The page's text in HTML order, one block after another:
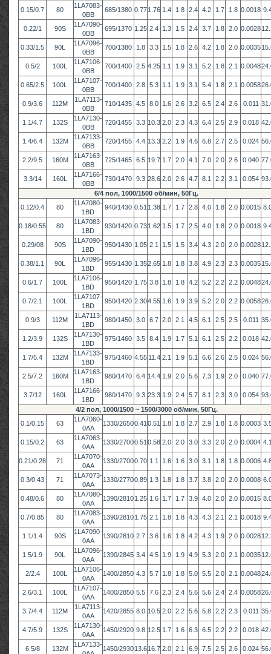
0.15/0.7 80
1LA7083-
0BB
685/1380 0.771.76 1.4 1.8 2.4 4.2 1.7 1.8 0.0018
0.22/1 90S
1LA7090-
0BB
695/1370 1.25 2.4 1.3 1.5 2.4 3.7 1.8 2.0 0.0028
0.33/1.5 90L
1LA7096-
0BB
700/1380 1.8 3.3 1.5 1.8 2.6 4.2 1.8 2.0 0.0035
0.5/2 100L
1LA7106-
0BB
700/1400 2.5 4.25 1.1 1.9 3.1 5.2 1.8 2.1 0.0048
0.65/2.5 100L
1LA7107-
0BB
700/1400 2.8 5.3 1.1 1.9 3.1 5.4 1.8 2.1 0.0058
0.9/3.6 112M
1LA7113-
0BB
710/1435 4.5 8.0 1.6 2.6 3.2 6.5 2.4 2.6 0.011
1.1/4.7 132S
1LA7130-
0BB
720/1455 3.3 10.3 2.0 2.3 4.3 6.4 2.5 2.9 0.018
1.4/6.4 132M
1LA7133-
0BB
720/1455 4.4 13.3 2.2 1.9 4.6 6.8 2.7 2.5 0.024
2.2/9.5 160M
1LA7163-
0BB
725/1465 6.5 19.7 1.7 2.0 4.1 7.0 2.0 2.6 0.040
3.3/14 160L
1LA7166-
0BB
730/1470 9.3 28.6 2.0 2.6 4.7 8.1 2.2 3.1 0.054
6/4 пол, 1000/1500 об/мин, 50Гц.
0.12/0.4
80
1LA7080-
1BD
940/1430 0.51 1.38 1.7 1.7 2.8 4.0 1.8 2.0 0.0015
0.18/0.55 80
1LA7083-
1BD
930/1420 0.731.62 1.5 1.7 2.5 4.0 1.8 2.0 0.0018
0.29/08 90S
1LA7090-
1BD
950/1430 1.05 2.1 1.5 1.5 3.4 4.3 2.0 2.0 0.0028
0.38/1.1 90L
1LA7096-
1BD
955/1430 1.352.65 1.8 1.8 3.8 4.9 2.3 2.3 0.0035
0.6/1.7 100L
1LA7106-
1BD
950/1420 1.75 3.8 1.8 1.8 4.2 5.2 2.2 2.2 0.0048
0.7/2.1 100L
1LA7107-
1BD
950/1420 2.304.55 1.6 1.9 3.9 5.2 2.0 2.2 0.0058
0.9/3 112M
1LA7113-
1BD
980/1450 3.0 6.7 2.0 2.1 4.5 6.1 2.5 2.5 0.011
1.2/3.9 132S
1LA7130-
1BD
975/1460 3.5 8.4 1.9 1.7 5.1 6.1 2.5 2.2 0.018
1.7/5.4 132M
1LA7133-
1BD
975/1460 4.55 11.4 2.1 1.9 5.1 6.6 2.6 2.5 0.024
2.5/7.2 160M
1LA7163-
1BD
980/1470 6.4 14.4 1.9 2.0 5.6 7.3 1.9 2.0 0.040
3.7/12 160L
1LA7166-
1BD
980/1470 9.3 23.3 1.9 2.4 5.7 8.1 2.3 3.0 0.054
4/2 пол, 1000/1500 ~ 1500/3000 об/мин, 50Гц.
0.1/0.15
63
1LA7060-
0AA
1330/26500.41 0.51 1.8 1.8 2.7 2.9 1.8 1.8 0.0003
0.15/0.2 63
1LA7063-
0AA
1330/27000.51 0.58 2.0 2.0 3.0 3.3 2.0 2.0 0.0004
0.21/0.28 71
1LA7070-
0AA
1330/27000.70 1.1 1.6 1.6 3.0 3.1 1.8 1.8 0.0006
0.3/0.43 71
1LA7073-
0AA
1330/27700.89 1.3 1.8 1.8 3.7 3.8 2.0 2.0 0.0008
0.48/0.6 80
1LA7080-
0AA
1390/28101.25 1.6 1.7 1.7 3.9 4.0 2.0 2.0 0.0015
0.7/0.85 80
1LA7083-
0AA
1390/28101.75 2.1 1.8 1.8 4.3 4.3 2.1 2.1 0.0018
1.1/1.4 90S
1LA7090-
0AA
1390/2810 2.7 3.6 1.6 1.8 4.2 4.3 1.9 2.0 0.0028
1.5/1.9 90L
1LA7096-
0AA
1390/2845 3.4 4.5 1.9 1.9 4.9 5.3 2.0 2.1 0.0035
2/2.4 100L
1LA7106-
0AA
1400/2850 4.3 5.7 1.8 1.8 5.0 5.5 2.0 2.1 0.0048
2.6/3.1 100L
1LA7107-
0AA
1400/2850 5.5 7.6 2.3 2.4 5.6 5.6 2.4 2.4 0.0058
3.7/4.4 112M
1LA7113-
0AA
1420/2855 8.0 10.5 2.0 2.2 5.6 5.8 2.2 2.3 0.011
4.7/5.9 132S
1LA7130-
0AA
1450/2920 9.8 12.5 1.7 1.6 6.3 6.5 2.2 2.2 0.018
6.5/8 132M
1LA7133-
1450/293013.616.7 2.0 2.1 6.9 7.5 2.5 2.6 0.024